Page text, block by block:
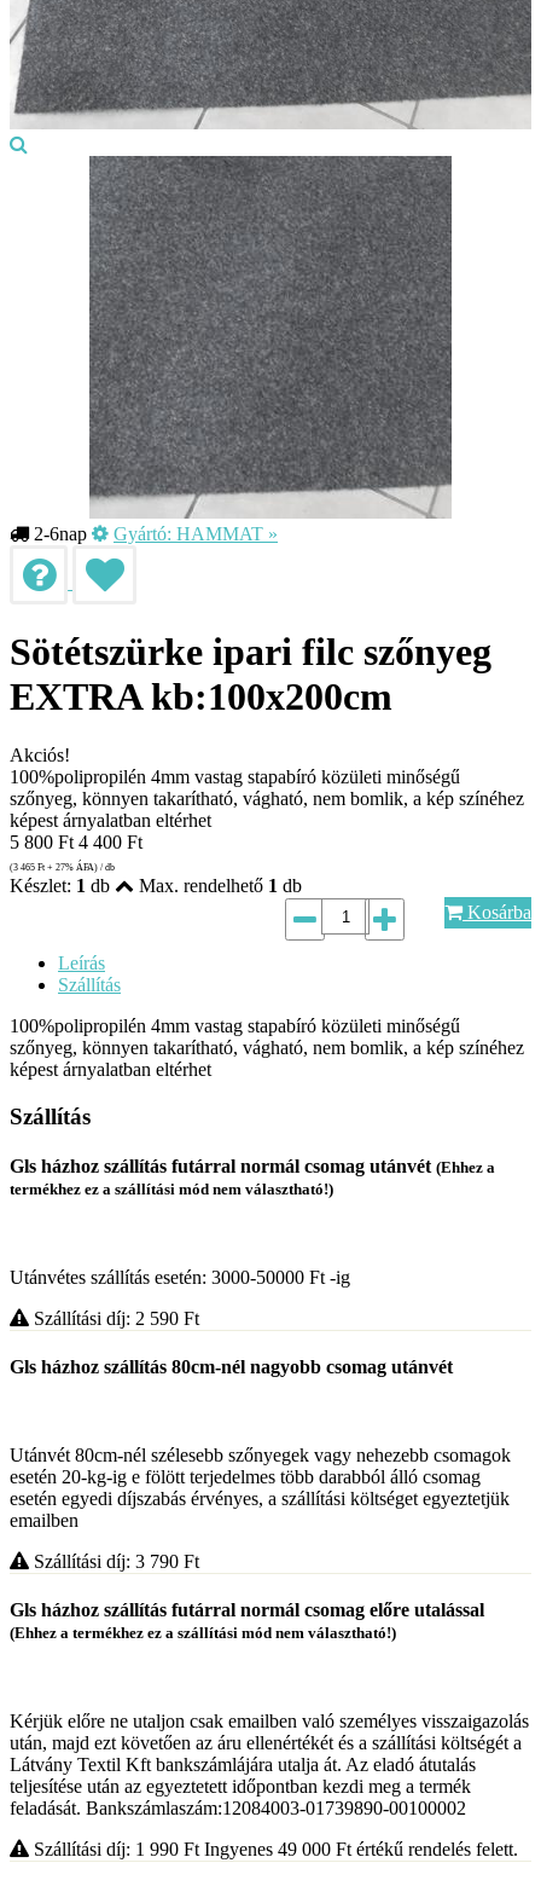
2-6nap Gyártó: HAMMAT »
Sötétszürke ipari filc szőnyeg
EXTRA kb:100x200cm
Akciós!
100%polipropilén 4mm vastag stapabíró közületi minőségű
szőnyeg, könnyen takarítható, vágható, nem bomlik, a kép színéhez
képest árnyalatban eltérhet
5 800 Ft 4 400 Ft
(3 465 Ft + 27% ÁFA) / db
Készlet: 1 db Max. rendelhető 1 db
Kosárba
Leírás
Szállítás
100%polipropilén 4mm vastag stapabíró közületi minőségű
szőnyeg, könnyen takarítható, vágható, nem bomlik, a kép színéhez
képest árnyalatban eltérhet
Szállítás
Gls házhoz szállítás futárral normál csomag utánvét (Ehhez a
termékhez ez a szállítási mód nem választható!)
Utánvétes szállítás esetén: 3000-50000 Ft -ig
Szállítási díj: 2 590 Ft
Gls házhoz szállítás 80cm-nél nagyobb csomag utánvét
Utánvét 80cm-nél szélesebb szőnyegek vagy nehezebb csomagok
esetén 20-kg-ig e fölött terjedelmes több darabból álló csomag
esetén egyedi díjszabás érvényes, a szállítási költséget egyeztetjük
emailben
Szállítási díj: 3 790 Ft
Gls házhoz szállítás futárral normál csomag előre utalással
(Ehhez a termékhez ez a szállítási mód nem választható!)
Kérjük előre ne utaljon csak emailben való személyes visszaigazolás
után, majd ezt követően az áru ellenértékét és a szállítási költségét a
Látvány Textil Kft bankszámlájára utalja át. Az eladó átutalás
teljesítése után az egyeztetett időpontban kezdi meg a termék
feladását. Bankszámlaszám:12084003-01739890-00100002
Szállítási díj: 1 990 Ft Ingyenes 49 000 Ft értékű rendelés felett.